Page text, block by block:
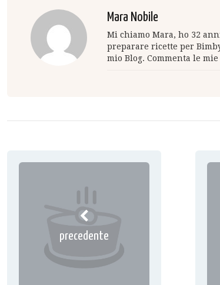
Mara Nobile
Mi chiamo Mara, ho 32
preparare ricette per
mio Blog. Commenta le
precedente